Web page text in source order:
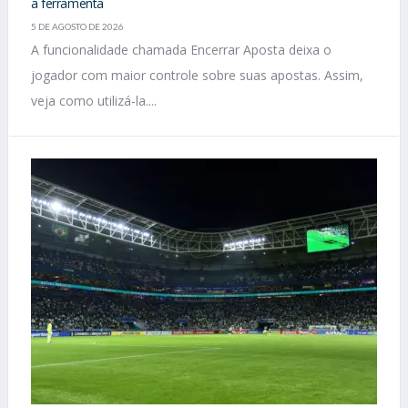
5 DE AGOSTO DE 2026
A funcionalidade chamada Encerrar Aposta deixa o
jogador com maior controle sobre suas apostas. Assim,
veja como utilizá-la....